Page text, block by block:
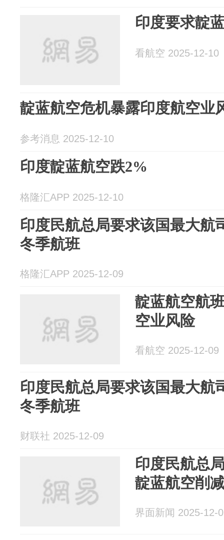
印度要求靛
看航空 2025-12-10
靛蓝航空危机暴露印度航空业
参考消息 2025-12-10
印度靛蓝航空跌2%
格隆汇APP 2025-12-10
印度民航总局要求该国最大航
冬季航班
格隆汇APP 2025-12-09
靛蓝航空航
空业风险
看航空 2025-12-09
印度民航总局要求该国最大航
冬季航班
财联社 2025-12-09
印度民航总
靛蓝航空削
界面新闻 2025-12-